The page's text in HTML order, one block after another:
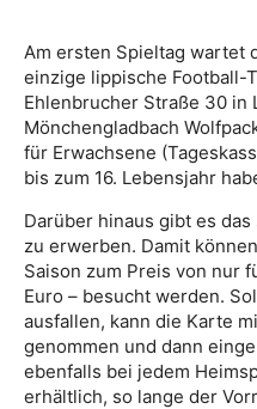
Am ersten Spieltag wartet
einzige lippische Football-
Ehlenbrucher Straße 30 in
Mönchengladbach
für Erwachsene
bis zum 16. Lebensjahr
Darüber hinaus gibt es
zu erwerben. Damit
Saison zum Preis von nur
Euro – besucht werden.
ausfallen, kann die Karte
genommen und dann
ebenfalls bei jedem
erhältlich, so lange der